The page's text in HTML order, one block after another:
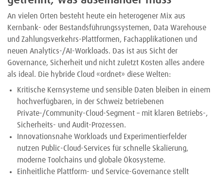
An vielen Orten besteht heute ein heterogener Mix aus
Kernbank- oder Bestandsführungssystemen, Data Warehouse
und Zahlungsverkehrs-Plattformen, Fachapplikationen und
neuen Analytics-/AI-Workloads. Das ist aus Sicht der
Governance, Sicherheit und nicht zuletzt Kosten alles andere
als ideal. Die hybride Cloud «ordnet» diese Welten:
Kritische Kernsysteme und sensible Daten bleiben in einem
hochverfügbaren, in der Schweiz betriebenen
Private-/Community-Cloud-Segment – mit klaren Betriebs-,
Sicherheits- und Audit-Prozessen.
Innovationsnahe Workloads und Experimentierfelder
nutzen Public-Cloud-Services für schnelle Skalierung,
moderne Toolchains und globale Ökosysteme.
Einheitliche Plattform- und Service-Governance stellt